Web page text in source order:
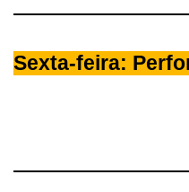
Sexta-feira: